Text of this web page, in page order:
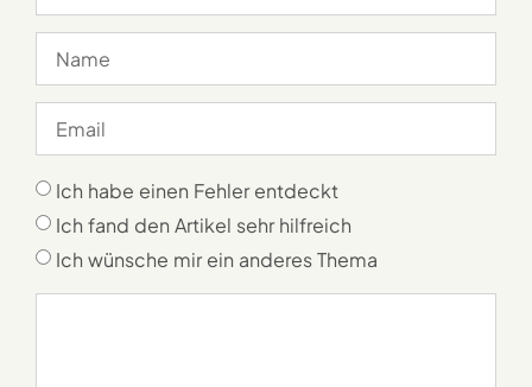
Ich habe einen Fehler entdeckt
Ich fand den Artikel sehr hilfreich
Ich wünsche mir ein anderes Thema